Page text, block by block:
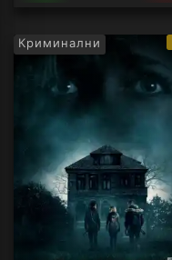
Криминални